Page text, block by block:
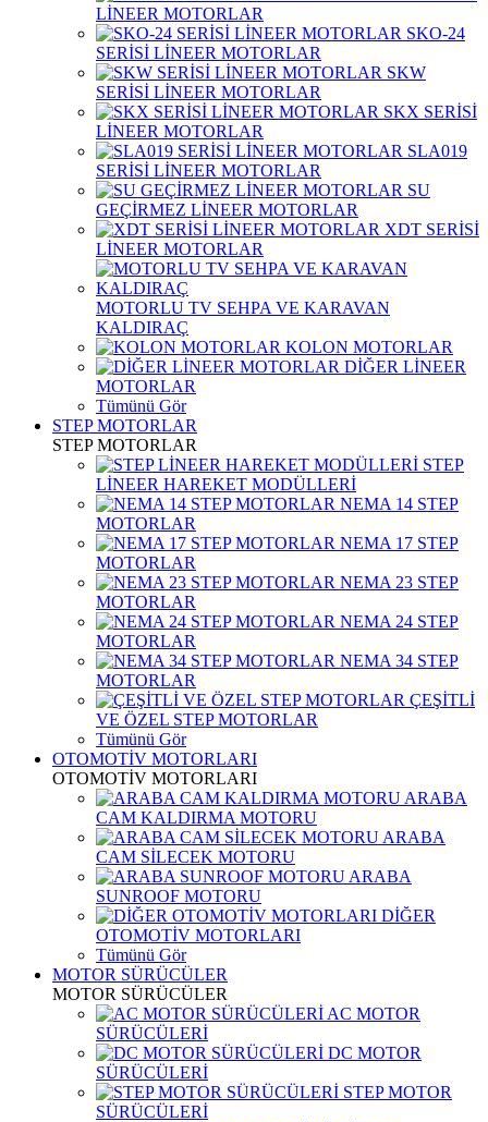
LİNEER MOTORLAR
SKO-24
SERİSİ LİNEER MOTORLAR
SKW
SERİSİ LİNEER MOTORLAR
SKX SERİSİ
LİNEER MOTORLAR
SLA019
SERİSİ LİNEER MOTORLAR
SU
GEÇİRMEZ LİNEER MOTORLAR
XDT SERİSİ
LİNEER MOTORLAR
MOTORLU TV SEHPA VE KARAVAN
KALDIRAÇ
KOLON MOTORLAR
DİĞER LİNEER
MOTORLAR
Tümünü Gör
STEP MOTORLAR
STEP MOTORLAR
STEP
LİNEER HAREKET MODÜLLERİ
NEMA 14 STEP
MOTORLAR
NEMA 17 STEP
MOTORLAR
NEMA 23 STEP
MOTORLAR
NEMA 24 STEP
MOTORLAR
NEMA 34 STEP
MOTORLAR
ÇEŞİTLİ
VE ÖZEL STEP MOTORLAR
Tümünü Gör
OTOMOTİV MOTORLARI
OTOMOTİV MOTORLARI
ARABA
CAM KALDIRMA MOTORU
ARABA
CAM SİLECEK MOTORU
ARABA
SUNROOF MOTORU
DİĞER
OTOMOTİV MOTORLARI
Tümünü Gör
MOTOR SÜRÜCÜLER
MOTOR SÜRÜCÜLER
AC MOTOR
SÜRÜCÜLERİ
DC MOTOR
SÜRÜCÜLERİ
STEP MOTOR
SÜRÜCÜLERİ